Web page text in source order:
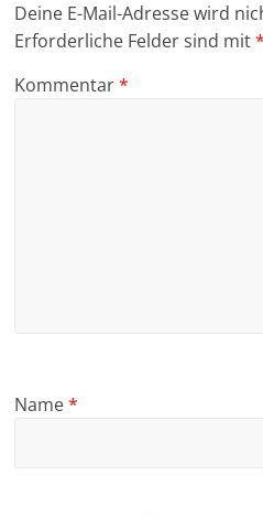
Deine E-Mail-Adresse wird
Erforderliche Felder sind mit*
Kommentar*
Name*